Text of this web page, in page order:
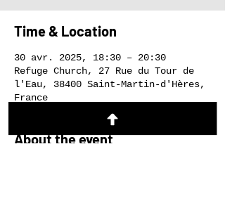
Time & Location
30 avr. 2025, 18:30 – 20:30
Refuge Church, 27 Rue du Tour de
l'Eau, 38400 Saint-Martin-d'Hères,
France
About the event